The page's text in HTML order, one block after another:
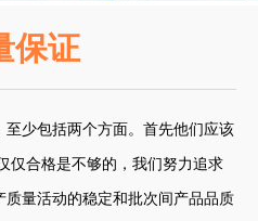
保证
少包括两个方面。首先他们应该
仅合格是不够的，我们努力追求
量活动的稳定和批次间产品品质